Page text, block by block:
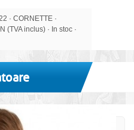
· CORNETTE ·
(TVA inclus) · In stoc ·